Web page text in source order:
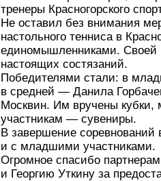
тренеры Красногорского
Не оставил без внимания
настольного тенниса в
единомышленниками. Своей
настоящих состязаний.
Победителями стали: в
в средней — Данила
Москвин. Им вручены
участникам — сувениры.
В завершение соревнований
и с младшими участниками.
Огромное спасибо
и Георгию Уткину за